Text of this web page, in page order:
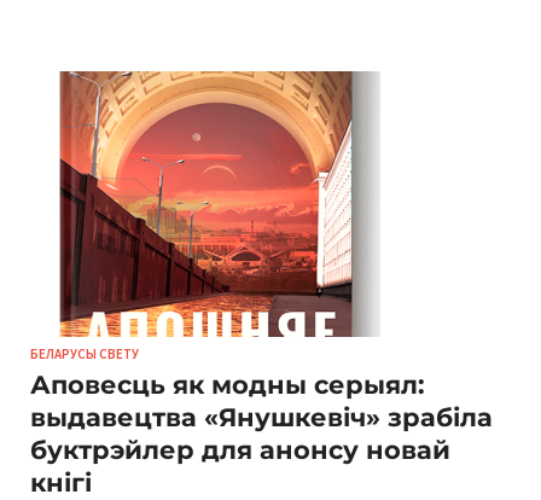
БЕЛАРУСЫ СВЕТУ
Аповесць як модны серыял:
выдавецтва «Янушкевіч» зрабіла
буктрэйлер для анонсу новай
кнігі